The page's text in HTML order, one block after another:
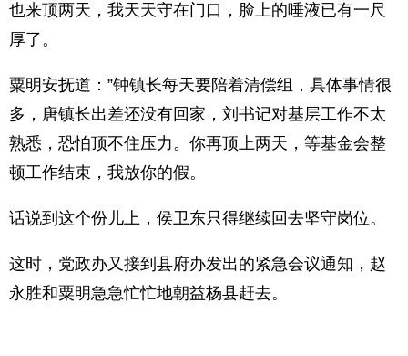
也来顶两天，我天天守在门口，脸上的唾液已有一尺
厚了。
粟明安抚道：”钟镇长每天要陪着清偿组，具体事情很
多，唐镇长出差还没有回家，刘书记对基层工作不太
熟悉，恐怕顶不住压力。你再顶上两天，等基金会整
顿工作结束，我放你的假。
话说到这个份儿上，侯卫东只得继续回去坚守岗位。
这时，党政办又接到县府办发出的紧急会议通知，赵
永胜和粟明急急忙忙地朝益杨县赶去。